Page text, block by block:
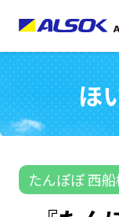
こどもの家
志木中宗岡保
たんぽぽ
西船橋駅前保
ほ
たんぽぽ 西